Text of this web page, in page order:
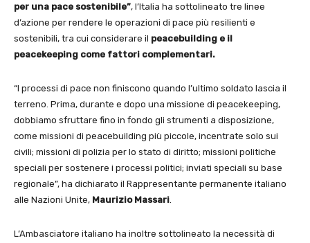
per una pace sostenibile”, l’Italia ha sottolineato tre linee
d’azione per rendere le operazioni di pace più resilienti e
sostenibili, tra cui considerare il peacebuilding e il
peacekeeping come fattori complementari.
“I processi di pace non finiscono quando l’ultimo soldato lascia il
terreno. Prima, durante e dopo una missione di peacekeeping,
dobbiamo sfruttare fino in fondo gli strumenti a disposizione,
come missioni di peacebuilding più piccole, incentrate solo sui
civili; missioni di polizia per lo stato di diritto; missioni politiche
speciali per sostenere i processi politici; inviati speciali su base
regionale”, ha dichiarato il Rappresentante permanente italiano
alle Nazioni Unite, Maurizio Massari
L’Ambasciatore italiano ha inoltre sottolineato la necessità di